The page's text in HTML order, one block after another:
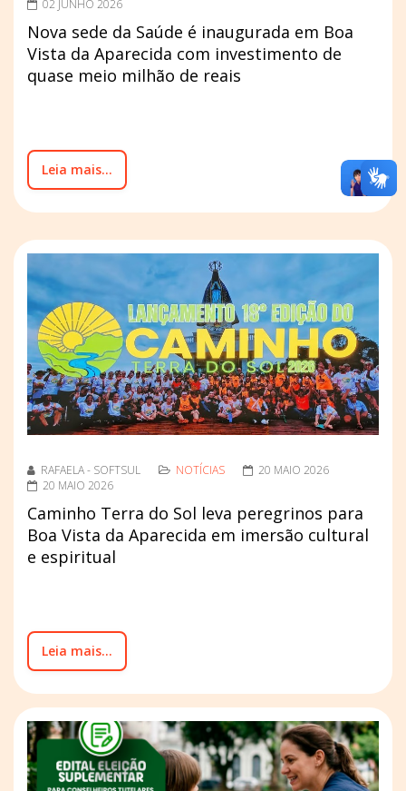
02 JUNHO 2026
Nova sede da Saúde é inaugurada em Boa
Vista da Aparecida com investimento de
quase meio milhão de reais
Leia mais...
RAFAELA - SOFTSUL NOTÍCIAS
20 MAIO 2026
20 MAIO 2026
Caminho Terra do Sol leva peregrinos para
Boa Vista da Aparecida em imersão cultural
e espiritual
Leia mais...